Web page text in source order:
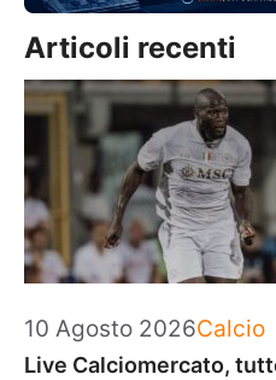
Articoli recenti
10 Agosto 2026Calcio
Live Calciomercato,